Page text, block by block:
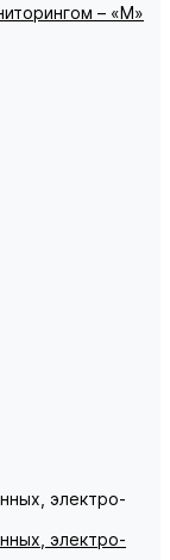
– «М»
электро-
электро-